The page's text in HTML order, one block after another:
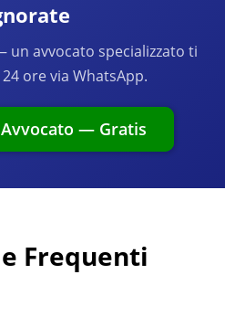
un avvocato specializzato ti
ore via WhatsApp.
Avvocato — Gratis
Frequenti